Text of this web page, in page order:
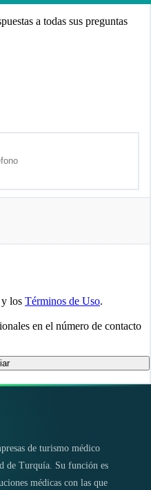
a todas sus preguntas
y los Términos de Uso.
en el número de contacto
de turismo médico
de Turquía. Su función es
médicas con las que